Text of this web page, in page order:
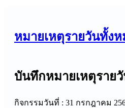
หมายเหตุรายวันทั้ง
บันทึกหมายเหตุรายวั
กิจกรรมวันที่ : 31 กรกฎาคม